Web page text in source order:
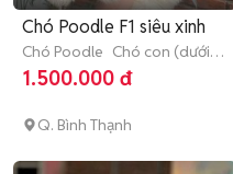
Chó Poodle F1 siêu xinh
Chó Poodle Chó con (dưới 3
tháng tuổi)
1.500.000 đ
Q. Bình Thạnh